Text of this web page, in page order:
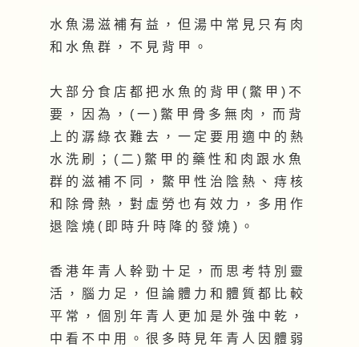
水 魚 湯 滋 補 有 益 ， 但 湯 中 常 見 只 有 肉
和 水 魚 群 ， 不 見 背 甲 。
大 部 分 食 店 都 把 水 魚 的 背 甲 ( 鱉 甲 ) 不
要 ， 因 為 ， ( 一 ) 鱉 甲 骨 多 無 肉 ， 而 背
上 的 潺 綠 衣 難 去 ， 一 定 要 用 適 中 的 熱
水 洗 刷 ； ( 二 ) 鱉 甲 的 藥 性 和 肉 跟 水 魚
群 的 滋 補 不 同 ， 鱉 甲 性 治 陰 熱 、 痔 核
和 除 骨 熱 ， 對 虛 勞 也 有 效 力 ， 多 用 作
退 陰 燒 ( 即 時 升 時 降 的 發 燒 ) 。
香 港 年 青 人 幹 勁 十 足 ， 而 思 考 特 別 靈
活 ， 腦 力 足 ， 但 論 體 力 和 體 質 都 比 較
平 常 ， 個 別 年 青 人 更 加 是 外 強 中 乾 ，
中 看 不 中 用 。 很 多 時 見 年 青 人 因 體 弱